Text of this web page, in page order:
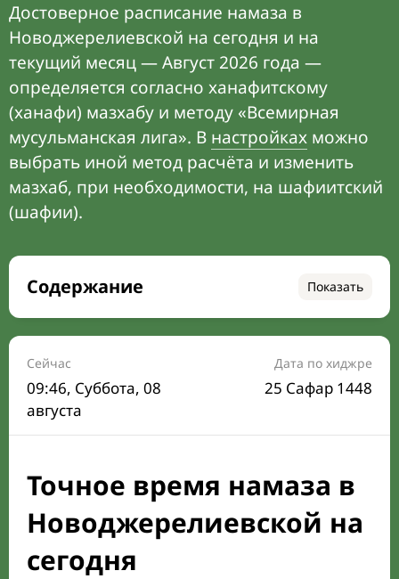
Достоверное расписание намаза в
Новоджерелиевской на сегодня и на
текущий месяц — Август 2026 года —
определяется согласно ханафитскому
(ханафи) мазхабу и методу «Всемирная
мусульманская лига». В настройках можно
выбрать иной метод расчёта и изменить
мазхаб, при необходимости, на шафиитский
(шафии).
Содержание Показать
Время намаза на сегодня
Расписание на месяц
Время Сухура и Ифтара на сегодня
Календарь рамадана
Направление киблы
Сейчас
09:46, Суббота, 08
августа
Дата по хиджре
25 Сафар 1448
Точное время намаза в
Новоджерелиевской на
сегодня